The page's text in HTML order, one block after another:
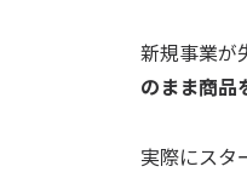
新規事業が
のまま商品
実際にスタ